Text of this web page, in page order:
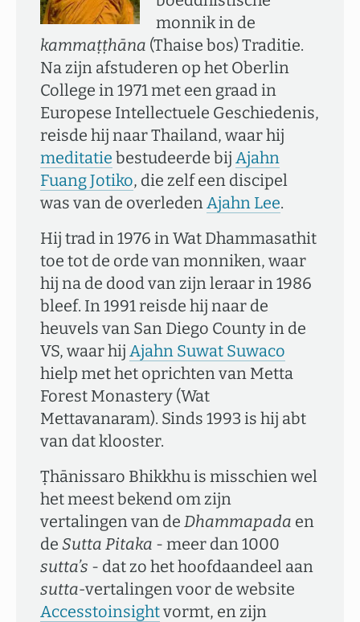
monnik in de
kammaṭṭhāna (Thaise bos) Traditie.
Na zijn afstuderen op het Oberlin
College in 1971 met een graad in
Europese Intellectuele Geschiedenis,
reisde hij naar Thailand, waar hij
meditatie bestudeerde bij Ajahn
Fuang Jotiko, die zelf een discipel
was van de overledenAjahn Lee.
Hij trad in 1976 in Wat Dhammasathit
toe tot de orde van monniken, waar
hij na de dood van zijn leraar in 1986
bleef. In 1991 reisde hij naar de
heuvels van San Diego County in de
VS, waar hij Ajahn Suwat Suwaco
hielp met het oprichten van Metta
Forest Monastery (Wat
Mettavanaram). Sinds 1993 is hij abt
van dat klooster.
Ṭhānissaro Bhikkhu is misschien wel
het meest bekend om zijn
vertalingen van de Dhammapada en
de Sutta Pitaka - meer dan 1000
sutta’s - dat zo het hoofdaandeel aan
sutta-vertalingen voor de website
Accesstoinsightvormt, en zijn